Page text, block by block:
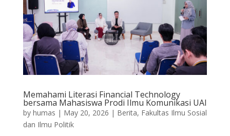
Memahami Literasi Financial Technology
bersama Mahasiswa Prodi Ilmu Komunikasi UAI
by humas | May 20, 2026 | Berita, Fakultas Ilmu Sosial
dan Ilmu Politik